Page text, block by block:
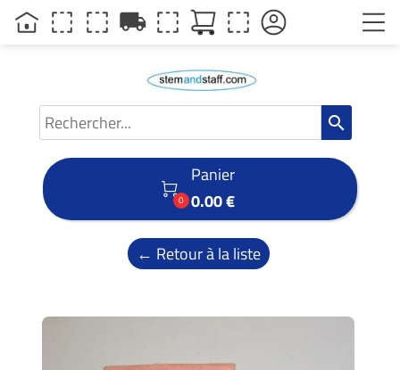
search

0
Panier
0.00 €
← Retour à la liste
local_shipping